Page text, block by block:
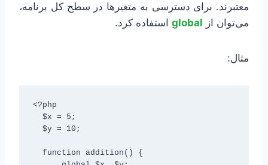
معتبرند. برای دسترسی به متغیرها در سطح کل برنامه،
می‌توان از global استفاده کرد.
مثال:
<?php